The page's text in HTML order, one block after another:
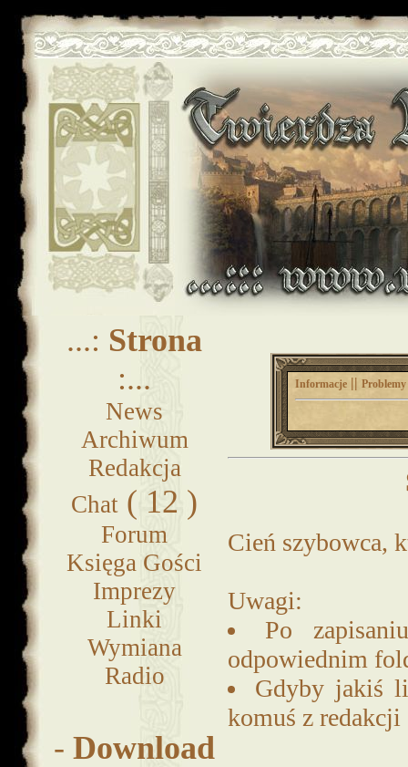
...: Strona
:...
News
Archiwum
Redakcja
Chat ( 12 )
Forum
Księga Gości
Imprezy
Linki
Wymiana
Radio
-Download
Informacje ||
Cień szybowca,
Uwagi:
Po
odpowiednim
Gdyby jakiś
komuś z redakcji